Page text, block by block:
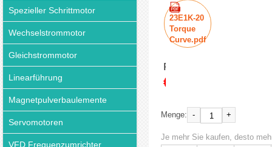
Spezieller Schrittmotor
Wechselstrommotor
Gleichstrommotor
Linearführung
Magnetpulverbaulemente
Servomotoren
VFD Frequenzumrichter
23E1K-20
Torque
Curve.pdf
Preis:
€55.97
Menge: - +
Je mehr Sie kaufen, desto